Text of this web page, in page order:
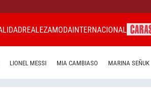
REALEZAMODAINTERNACIONAL
LIONEL MESSI MIA CAMBIASO MARINA SEÑUK